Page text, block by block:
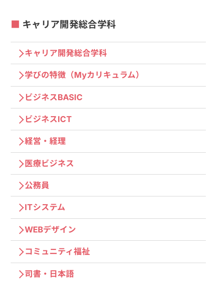
キャリア開発総合学科
キャリア開発総合学科
学びの特徴（Myカリキュラム）
ビジネスBASIC
ビジネスICT
経営・経理
医療ビジネス
公務員
ITシステム
WEBデザイン
コミュニティ福祉
司書・日本語